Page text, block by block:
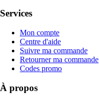
Services
Mon compte
Centre d'aide
Suivre ma commande
Retourner ma commande
Codes promo
À propos